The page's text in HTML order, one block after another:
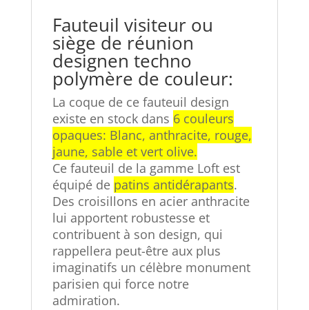
Fauteuil visiteur ou
siège de réunion
designen techno
polymère de couleur:
La coque de ce fauteuil design
existe en stock dans 6 couleurs
opaques: Blanc, anthracite, rouge,
jaune, sable et vert olive.
Ce fauteuil de la gamme Loft est
équipé de patins antidérapants.
Des croisillons en acier anthracite
lui apportent robustesse et
contribuent à son design, qui
rappellera peut-être aux plus
imaginatifs un célèbre monument
parisien qui force notre
admiration.